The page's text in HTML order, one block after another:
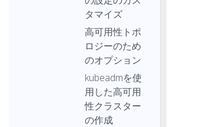
タマイズ
高可用性トポ
ロジーのため
のオプション
kubeadmを使
用した高可用
性クラスター
の作成